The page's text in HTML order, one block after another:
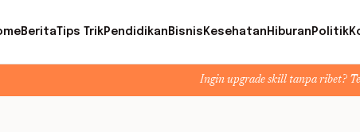
BeritaTips TrikPendidikan Bisnis Kesehatan Hiburan Politik
Ingin upgrade skill tanpa ribet? Temukan kelas